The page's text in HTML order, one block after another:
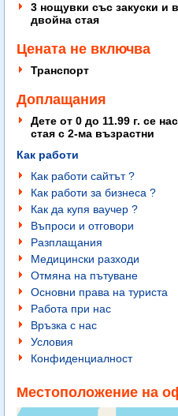
3 нощувки със закуски и
двойна стая
Цената не включва
Транспорт
Доплащания
Дете от 0 до 11.99 г. се
стая с 2-ма възрастни
Как работи
Как работи сайтът ?
Как работи за бизнеса ?
Как да купя ваучер ?
Въпроси и отговори
Разплащания
Медицински разходи
Отмяна на пътуване
Основни права на туриста
Работа при нас
Връзка с нас
Условия
Конфиденциалност
Местоположение на